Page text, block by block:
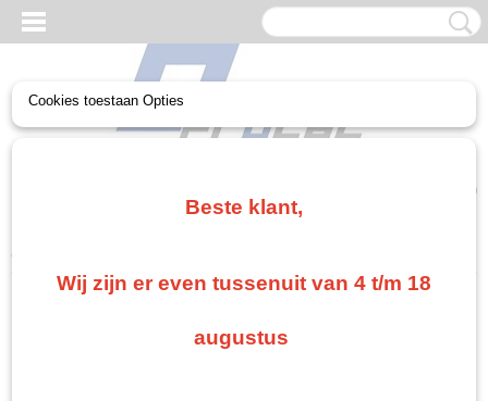
(0)
Home
gratis verzending vanaf €500 anders €15 verzendkosten.
Cookies toestaan Opties
Beste klant,
Wij zijn er even tussenuit van 4 t/m 18
augustus